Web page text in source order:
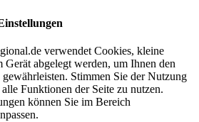
verwendet Cookies, kleine
Gerät abgelegt werden, um Ihnen den
Stimmen Sie der Nutzung
Funktionen der Seite zu nutzen.
können Sie im Bereich